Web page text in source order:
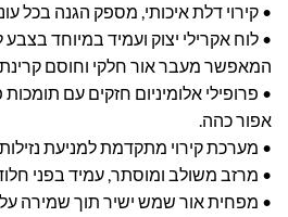
• קירוי דלת איכותי, מספק הגנה בכל
המאפשר מעבר אור חלקי וחוסם קרינת UV.
• פרופילי אלומיניום חזקים עם
אפור כהה.
• מערכת קירוי מתקדמת למניעת
• מרזב משולב ומוסתר, עמיד בפני